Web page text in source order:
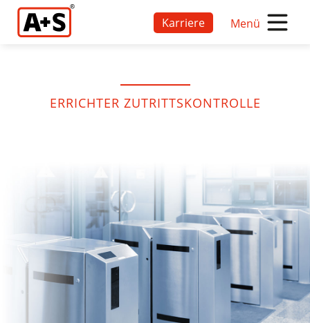
Karriere Menü
ERRICHTER ZUTRITTSKONTROLLE